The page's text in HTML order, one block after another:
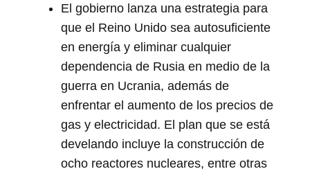
El gobierno lanza una estrategia para
que el Reino Unido sea autosuficiente
en energía y eliminar cualquier
dependencia de Rusia en medio de la
guerra en Ucrania, además de
enfrentar el aumento de los precios de
gas y electricidad. El plan que se está
develando incluye la construcción de
ocho reactores nucleares, entre otras